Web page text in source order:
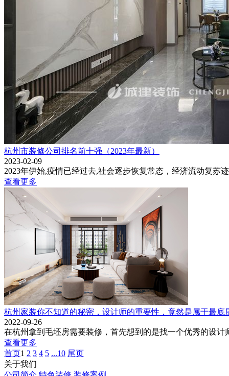
杭州市装修公司排名前十强（2023年最新）
2023-02-09
2023年伊始,疫情已经过去,社会逐步恢复常态，经济流动复
查看更多
杭州家装你不知道的秘密，设计师的重要性，竟然是属于最底
2022-09-26
在杭州拿到毛坯房需要装修，首先想到的是找一个优秀的设
查看更多
首页1 2 3 4 5 ...10 尾页
关于我们